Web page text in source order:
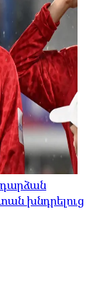
դարձան
խնդրելուց